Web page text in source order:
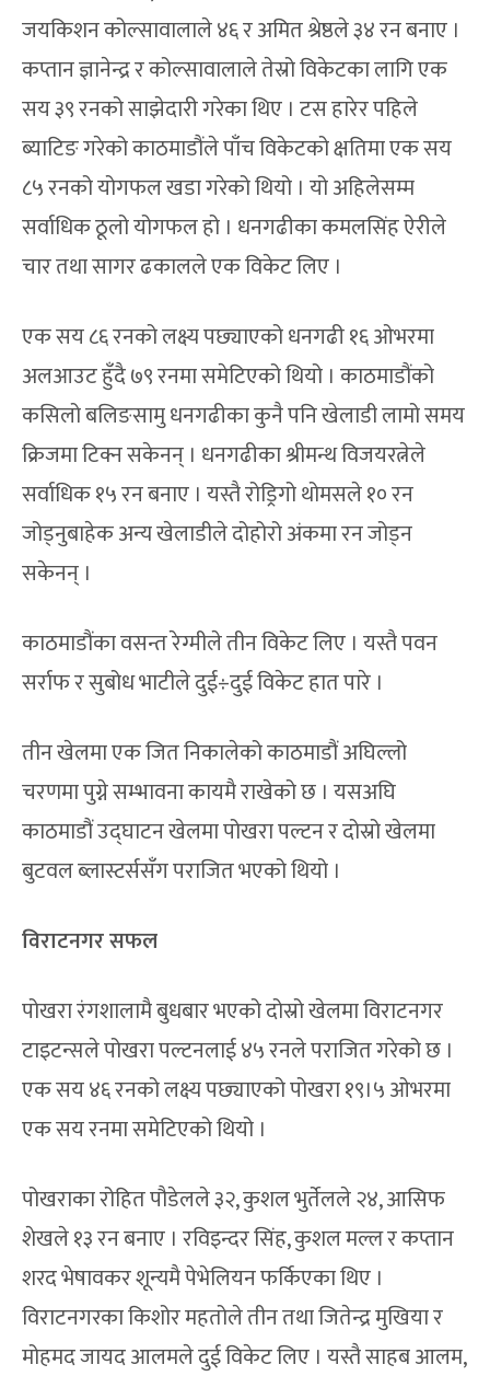
जयकिशन कोल्सावालाले ४६ र अमित श्रेष्ठले ३४ रन बनाए ।
कप्तान ज्ञानेन्द्र र कोल्सावालाले तेस्रो विकेटका लागि एक
सय ३९ रनको साझेदारी गरेका थिए । टस हारेर पहिले
ब्याटिङ गरेको काठमाडौंले पाँच विकेटको क्षतिमा एक सय
८५ रनको योगफल खडा गरेको थियो । यो अहिलेसम्म
सर्वाधिक ठूलो योगफल हो । धनगढीका कमलसिंह ऐरीले
चार तथा सागर ढकालले एक विकेट लिए ।
एक सय ८६ रनको लक्ष्य पछ्याएको धनगढी १६ ओभरमा
अलआउट हुँदै ७९ रनमा समेटिएको थियो । काठमाडौंको
कसिलो बलिङसामु धनगढीका कुनै पनि खेलाडी लामो समय
क्रिजमा टिक्न सकेनन् । धनगढीका श्रीमन्थ विजयरत्नेले
सर्वाधिक १५ रन बनाए । यस्तै रोड्रिगो थोमसले १० रन
जोड्नुबाहेक अन्य खेलाडीले दोहोरो अंकमा रन जोड्न
सकेनन् ।
काठमाडौंका वसन्त रेग्मीले तीन विकेट लिए । यस्तै पवन
सर्राफ र सुबोध भाटीले दुई÷दुई विकेट हात पारे ।
तीन खेलमा एक जित निकालेको काठमाडौं अघिल्लो
चरणमा पुग्ने सम्भावना कायमै राखेको छ । यसअघि
काठमाडौं उद्घाटन खेलमा पोखरा पल्टन र दोस्रो खेलमा
बुटवल ब्लास्टर्ससँग पराजित भएको थियो ।
विराटनगर सफल
पोखरा रंगशालामै बुधबार भएको दोस्रो खेलमा विराटनगर
टाइटन्सले पोखरा पल्टनलाई ४५ रनले पराजित गरेको छ ।
एक सय ४६ रनको लक्ष्य पछ्याएको पोखरा १९।५ ओभरमा
एक सय रनमा समेटिएको थियो ।
पोखराका रोहित पौडेलले ३२, कुशल भुर्तेलले २४, आसिफ
शेखले १३ रन बनाए । रविइन्दर सिंह, कुशल मल्ल र कप्तान
शरद भेषावकर शून्यमै पेभेलियन फर्किएका थिए ।
विराटनगरका किशोर महतोले तीन तथा जितेन्द्र मुखिया र
मोहमद जायद आलमले दुई विकेट लिए । यस्तै साहब आलम,